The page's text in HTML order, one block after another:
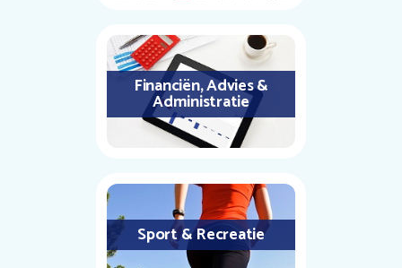
Financiën, Advies &
Administratie
Sport & Recreatie